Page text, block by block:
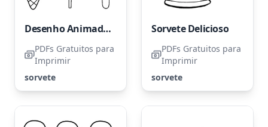
Desenho Animado de Sorvete
PDFs Gratuitos para
Imprimir
sorvete
Sorvete Delicioso
PDFs Gratuitos para
Imprimir
sorvete